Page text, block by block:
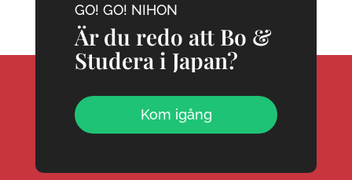
GO! GO! NIHON
Är du redo att Bo &
Studera i Japan?
Kom igång